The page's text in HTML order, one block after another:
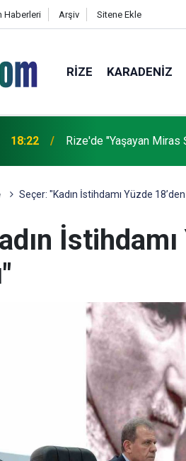
Haberleri Arşiv Sitene Ekle
RIZE KARADENIZ
18:22 Rize'de "Yaşayan Miras
Seçer: "Kadın İstihdamı Yüzde 18’den
İstihdamı